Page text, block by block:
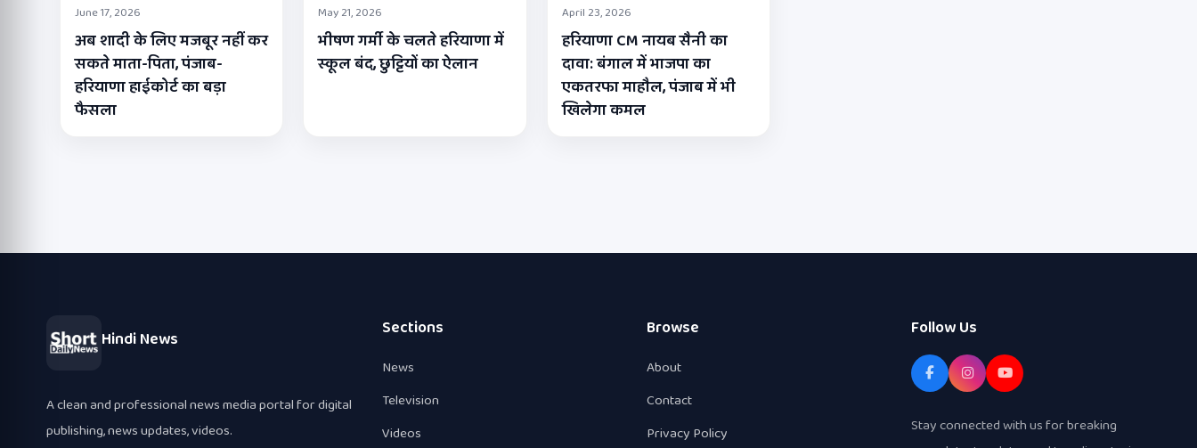
June 17, 2026
अब शादी के लिए मजबूर नहीं कर
सकते माता-पिता, पंजाब-
हरियाणा हाईकोर्ट का बड़ा
फैसला
May 21, 2026
भीषण गर्मी के चलते हरियाणा में
स्कूल बंद, छुट्टियों का ऐलान
April 23, 2026
हरियाणा CM नायब सैनी का
दावा: बंगाल में भाजपा का
एकतरफा माहौल, पंजाब में भी
खिलेगा कमल
Hindi News
A clean and professional news media portal for digital
publishing, news updates, videos.
Sections
News
Television
Videos
Browse
About
Contact
Privacy Policy
Follow Us
Stay connected with us for breaking